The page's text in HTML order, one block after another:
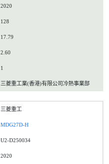
2020
128
17.79
2.60
1
三菱重工業(香港)有限公司冷熱事業部
三菱重工
MDG27D-H
U2-D250034
2020